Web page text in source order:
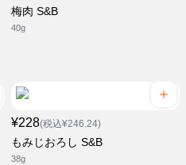
梅肉 S&B
40g
¥228(税込¥246.24)
もみじおろし S&B
38g